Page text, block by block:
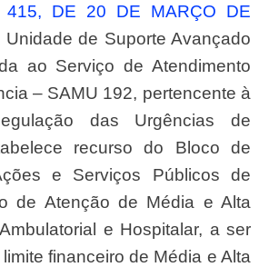
Unidade de Suporte Avançado
ao Serviço de Atendimento
– SAMU 192, pertencente à
das Urgências de
recurso do Bloco de
e Serviços Públicos de
de Atenção de Média e Alta
e Hospitalar, a ser
financeiro de Média e Alta